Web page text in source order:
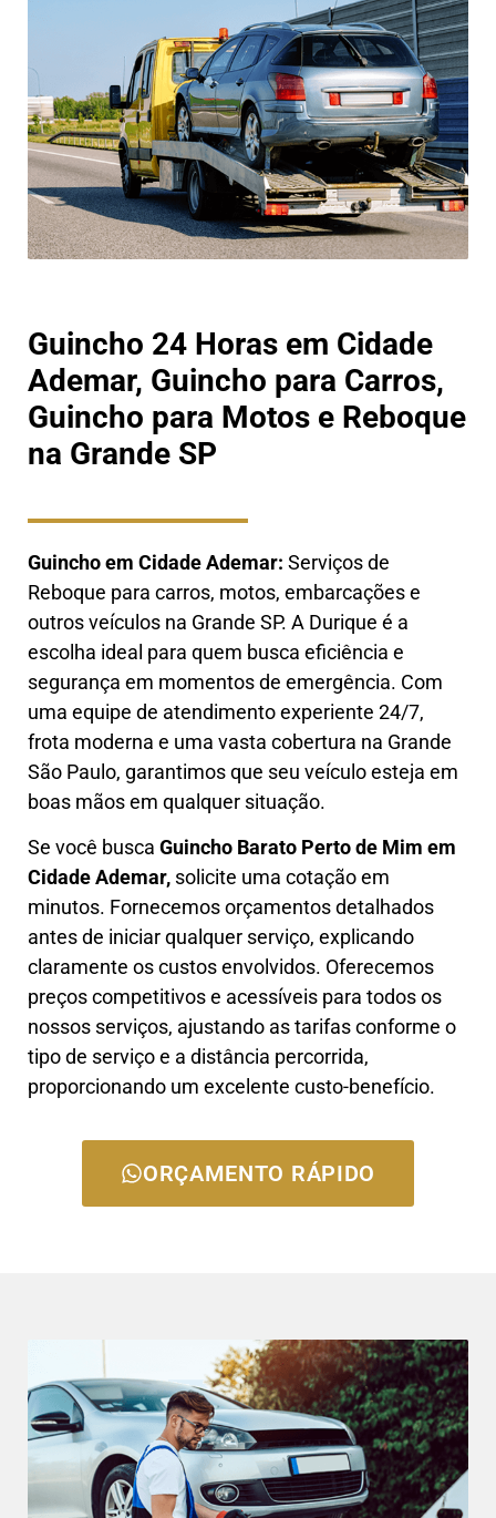
Guincho 24 Horas em Cidade
Ademar, Guincho para Carros,
Guincho para Motos e Reboque
na Grande SP
Guincho em Cidade Ademar: Serviços de
Reboque para carros, motos, embarcações e
outros veículos na Grande SP. A Durique é a
escolha ideal para quem busca eficiência e
segurança em momentos de emergência. Com
uma equipe de atendimento experiente 24/7,
frota moderna e uma vasta cobertura na Grande
São Paulo, garantimos que seu veículo esteja em
boas mãos em qualquer situação.
Se você busca Guincho Barato Perto de Mim em
Cidade Ademar, solicite uma cotação em
minutos. Fornecemos orçamentos detalhados
antes de iniciar qualquer serviço, explicando
claramente os custos envolvidos. Oferecemos
preços competitivos e acessíveis para todos os
nossos serviços, ajustando as tarifas conforme o
tipo de serviço e a distância percorrida,
proporcionando um excelente custo-benefício.
ORÇAMENTO RÁPIDO